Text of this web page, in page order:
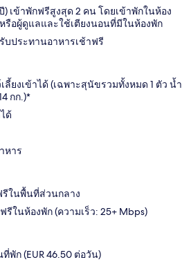
ปี) เข้าพักฟรีสูงสุด 2 คน โดยเข้าพักในห้อง
รือผู้ดูแลและใช้เตียงนอนที่มีในห้องพัก
รับประทานอาหารเช้าฟรี
ยงเข้าได้ (เฉพาะสุนัขรวมทั้งหมด 1 ตัว น้ำ
กก.)*
ด้
หาร
รีในพื้นที่ส่วนกลาง
รีในห้องพัก (ความเร็ว: 25+ Mbps)
พัก (EUR 46.50 ต่อวัน)